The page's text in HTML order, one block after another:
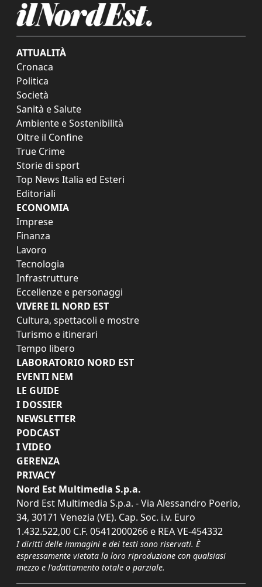
ATTUALITÀ
Cronaca
Politica
Società
Sanità e Salute
Ambiente e Sostenibilità
Oltre il Confine
True Crime
Storie di sport
Top News Italia ed Esteri
Editoriali
ECONOMIA
Imprese
Finanza
Lavoro
Tecnologia
Infrastrutture
Eccellenze e personaggi
VIVERE IL NORD EST
Cultura, spettacoli e mostre
Turismo e itinerari
Tempo libero
LABORATORIO NORD EST
EVENTI NEM
LE GUIDE
I DOSSIER
NEWSLETTER
PODCAST
I VIDEO
GERENZA
PRIVACY
Nord Est Multimedia S.p.a.
Nord Est Multimedia S.p.a. - Via Alessandro Poerio,
34, 30171 Venezia (VE). Cap. Soc. i.v. Euro
1.432.522,00 C.F. 05412000266 e REA VE-454332
I diritti delle immagini e dei testi sono riservati. È
espressamente vietata la loro riproduzione con qualsiasi
mezzo e l'adattamento totale o parziale.